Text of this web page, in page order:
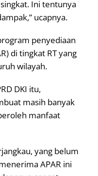
Ini tentunya
ucapnya.
penyediaan
di tingkat RT yang
wilayah.
DKI itu,
masih banyak
manfaat
yang belum
APAR ini